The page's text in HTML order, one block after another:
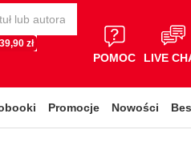
zł
POMOC LIVE
Promocje Nowości